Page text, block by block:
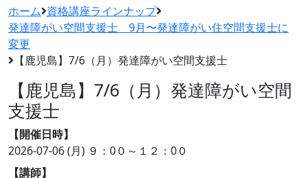
ホーム 資格講座ラインナップ
発達障がい空間支援士 9月〜発達障がい住空間支援士に
変更
【鹿児島】7/6（月）発達障がい空間支援士
【鹿児島】7/6（月）発達障がい空間
支援士
【開催日時】
2026-07-06 (月) ９：0０～１２：0０
【講師】